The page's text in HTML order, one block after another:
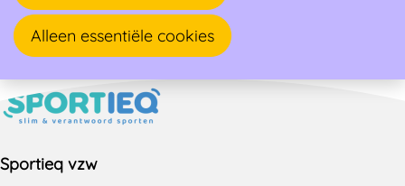
Naar overzicht
Sportieq vzw
Alleen essentiële cookies